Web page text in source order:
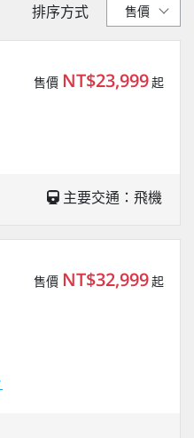
排序方式
售價 NT$23,999起
主要交通：飛機
售價 NT$32,999起